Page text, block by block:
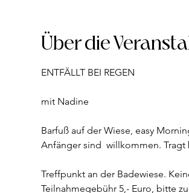
Über die
ENTFÄLLT BEI REGEN
mit Nadine
Barfuß auf der Wiese, easy
Anfänger sind  willkommen.
Treffpunkt an der Badewiese.
Teilnahmegebühr 5,- Euro, bitte